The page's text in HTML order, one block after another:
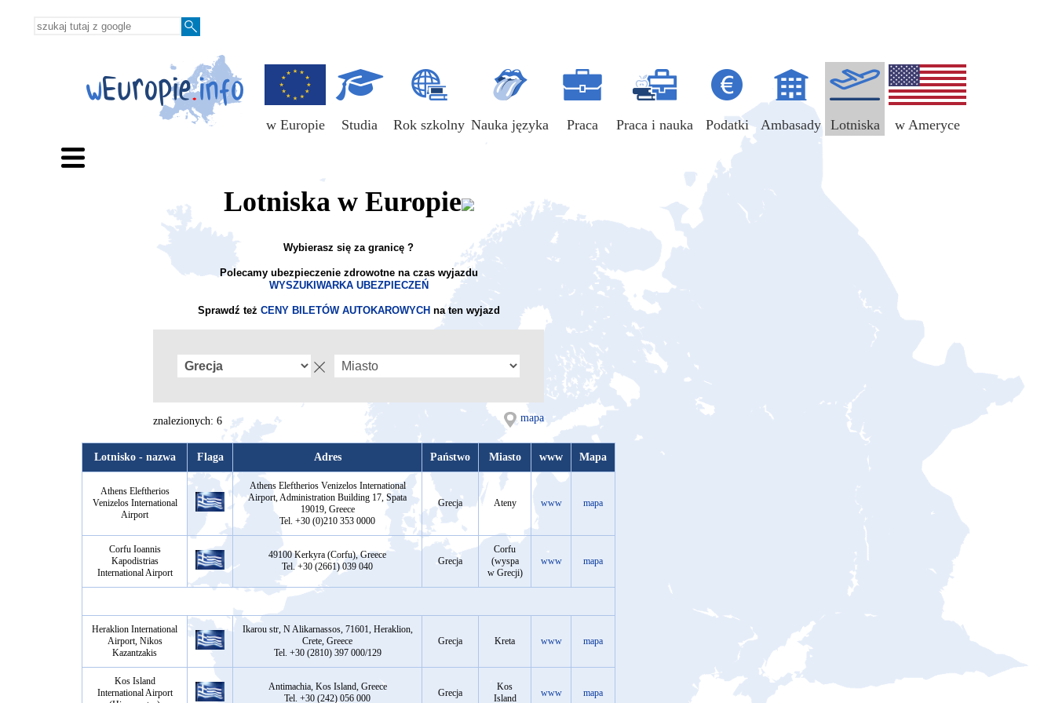
w Europie Studia Rok szkolny Nauka języka Praca Praca i nauka Podatki Ambasady Lotniska w Ameryce
Lotniska w Europie
Wybierasz się za granicę ?
Polecamy ubezpieczenie zdrowotne na czas wyjazdu
WYSZUKIWARKA UBEZPIECZEŃ
Sprawdź też CENY BILETÓW AUTOKAROWYCH na ten wyjazd
znalezionych: 6 mapa
Lotnisko - nazwa Flaga Adres Państwo Miasto www Mapa
Athens Eleftherios
Venizelos International
Airport
Athens Eleftherios Venizelos International
Airport, Administration Building 17, Spata
19019, Greece
Tel. +30 (0)210 353 0000
Grecja Ateny www mapa
Corfu Ioannis
Kapodistrias
International Airport
49100 Kerkyra (Corfu), Greece
Tel. +30 (2661) 039 040
Grecja
Corfu
(wyspa
w Grecji)
www mapa
Heraklion International
Airport, Nikos
Kazantzakis
Ikarou str, N Alikarnassos, 71601, Heraklion,
Crete, Greece
Tel. +30 (2810) 397 000/129
Grecja Kreta www mapa
Kos Island
International Airport
Antimachia, Kos Island, Greece
Tel. +30 (242) 056 000
Grecja
Kos
Island
www mapa